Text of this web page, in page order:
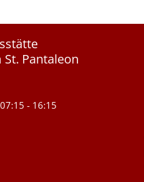
Pantaleon
07:15 - 16:15